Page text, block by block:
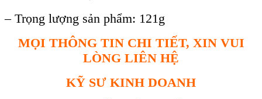
– Trọng lượng sản phẩm: 121g
MỌI THÔNG TIN CHI TIẾT, XIN VUI
LÒNG LIÊN HỆ
KỸ SƯ KINH DOANH